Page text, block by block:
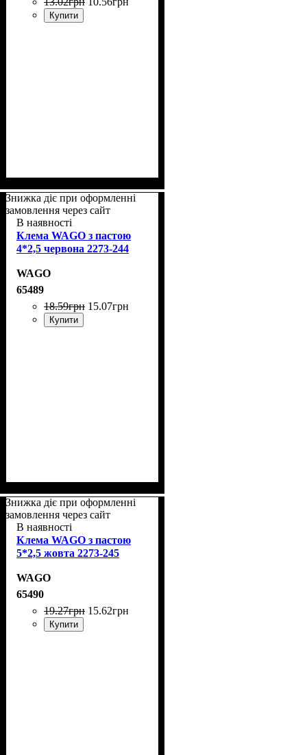
Купити
Знижка діє при оформленні
замовлення через сайт
В наявності
Клема WAGO з пастою
4*2,5 червона 2273-244
WAGO
65489
18.59грн 15.07грн
Купити
Знижка діє при оформленні
замовлення через сайт
В наявності
Клема WAGO з пастою
5*2,5 жовта 2273-245
WAGO
65490
19.27грн 15.62грн
Купити